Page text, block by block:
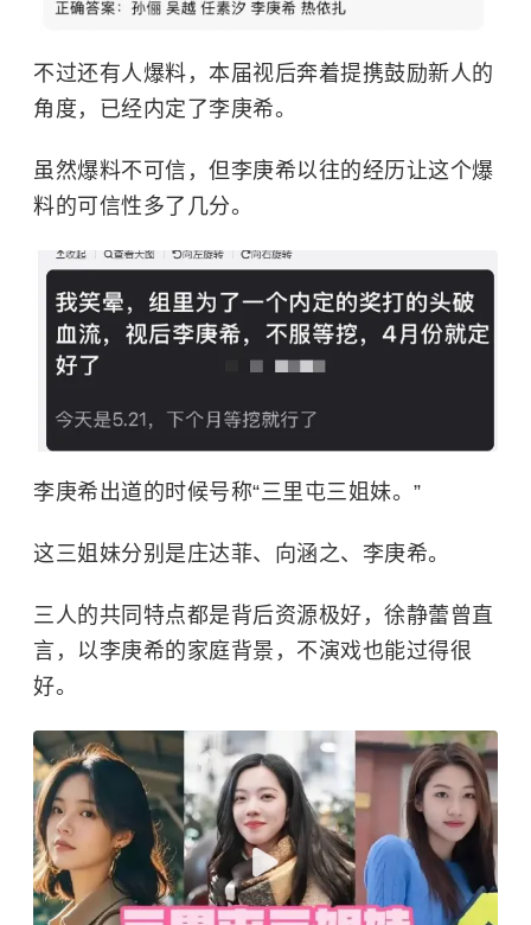
不过还有人爆料，本届视后奔着提携鼓励新人的
角度，已经内定了李庚希。
虽然爆料不可信，但李庚希以往的经历让这个爆
料的可信性多了几分。
李庚希出道的时候号称“三里屯三姐妹。”
这三姐妹分别是庄达菲、向涵之、李庚希。
三人的共同特点都是背后资源极好， 徐静蕾 曾直
言，以李庚希的家庭背景，不演戏也能过得很
好。